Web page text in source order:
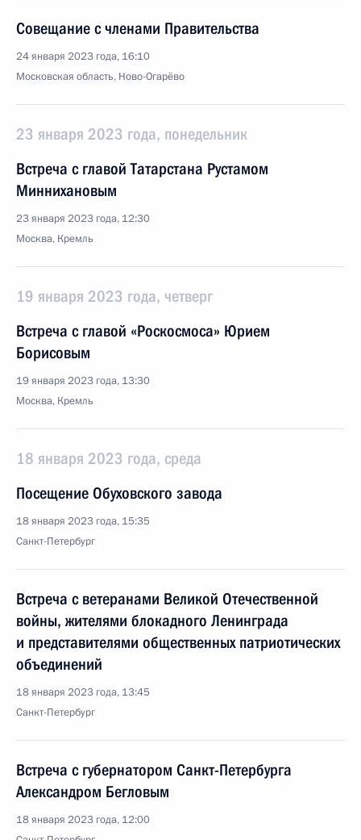
Совещание с членами Правительства
24 января 2023 года, 16:10
Московская область, Ново-Огарёво
23 января 2023 года, понедельник
Встреча с главой Татарстана Рустамом
Миннихановым
23 января 2023 года, 12:30
Москва, Кремль
19 января 2023 года, четверг
Встреча с главой «Роскосмоса» Юрием
Борисовым
19 января 2023 года, 13:30
Москва, Кремль
18 января 2023 года, среда
Посещение Обуховского завода
18 января 2023 года, 15:35
Санкт-Петербург
Встреча с ветеранами Великой Отечественной
войны, жителями блокадного Ленинграда
и представителями общественных патриотических
объединений
18 января 2023 года, 13:45
Санкт-Петербург
Встреча с губернатором Санкт-Петербурга
Александром Бегловым
18 января 2023 года, 12:00